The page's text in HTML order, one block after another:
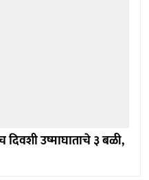
उष्माघाताचे ३ बळी,